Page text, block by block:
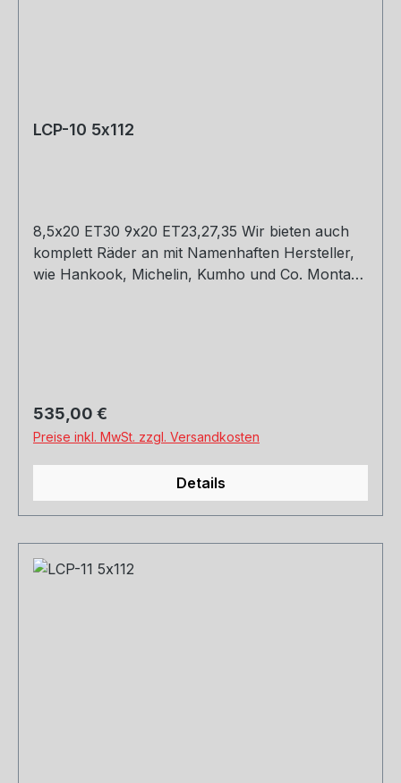
LCP-10 5x112
8,5x20 ET30 9x20 ET23,27,35 Wir bieten auch
komplett Räder an mit Namenhaften Hersteller,
wie Hankook, Michelin, Kumho und Co. Montage
Regulärer Preis:
535,00 €
Preise inkl. MwSt. zzgl. Versandkosten
Details